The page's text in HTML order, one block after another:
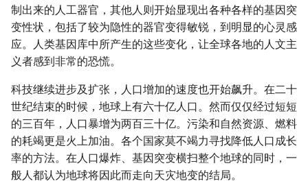
制出来的人工器官，其他人则开始显现出各种各样的基因突
变性状，包括了较为隐性的器官变得敏锐，到明显的心灵感
应。人类基因库中所产生的这些变化，让全球各地的人文主
义者感到非常的恐慌。
科技继续进步及扩张，人口增加的速度也开始飙升。在二十
世纪结束的时候，地球上有六十亿人口。然而仅仅经过短短
的三百年，人口暴增为两百三十亿。污染和自然资源、燃料
的耗竭更是火上加油。各个国家莫不竭力寻找降低人口成长
率的方法。在人口爆炸、基因突变横扫整个地球的同时，一
般人都认为地球将因此而走向天灾地变的结局。